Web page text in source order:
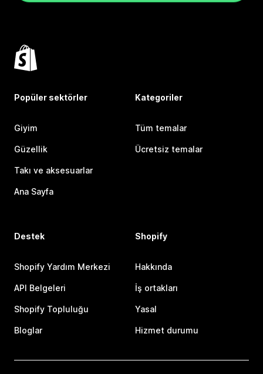
Popüler sektörler
Giyim
Güzellik
Takı ve aksesuarlar
Ana Sayfa
Kategoriler
Tüm temalar
Ücretsiz temalar
Destek
Shopify Yardım Merkezi
API Belgeleri
Shopify Topluluğu
Bloglar
Shopify
Hakkında
İş ortakları
Yasal
Hizmet durumu